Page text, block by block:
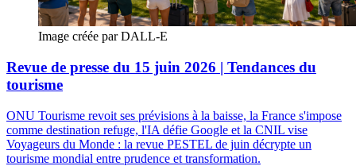
Image créée par DALL-E
Revue de presse du 15 juin 2026 | Tendances du
tourisme
ONU Tourisme revoit ses prévisions à la baisse, la France s'impose
comme destination refuge, l'IA défie Google et la CNIL vise
Voyageurs du Monde : la revue PESTEL de juin décrypte un
tourisme mondial entre prudence et transformation.